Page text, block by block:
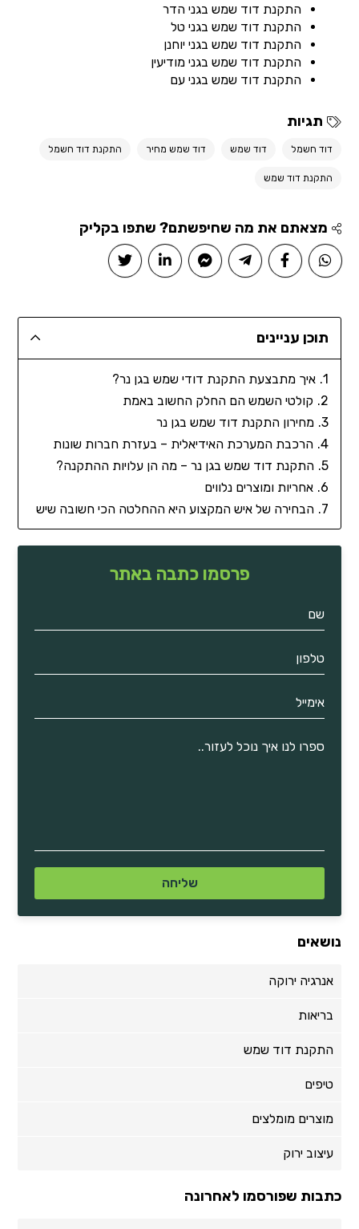
התקנת דוד שמש בגני הדר
התקנת דוד שמש בגני טל
התקנת דוד שמש בגני יוחנן
התקנת דוד שמש בגני מודיעין
התקנת דוד שמש בגני עם
תגיות
דוד חשמל דוד שמש דוד שמש מחיר התקנת דוד חשמל
התקנת דוד שמש
מצאתם את מה שחיפשתם? שתפו בקליק
תוכן עניינים
איך מתבצעת התקנת דודי שמש בגן נר?
קולטי השמש הם החלק החשוב באמת
מחירון התקנת דוד שמש בגן נר
הרכבת המערכת האידיאלית – בעזרת חברות שונות
התקנת דוד שמש בגן נר – מה הן עלויות ההתקנה?
אחריות ומוצרים נלווים
הבחירה של איש המקצוע היא ההחלטה הכי חשובה שיש
פרסמו כתבה באתר
נושאים
אנרגיה ירוקה
בריאות
התקנת דוד שמש
טיפים
מוצרים מומלצים
עיצוב ירוק
כתבות שפורסמו לאחרונה